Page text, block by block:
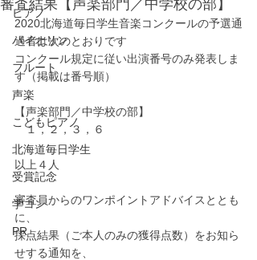
ピアノ
バイオリン
フルート
声楽
こどもピアノ
北海道毎日学生
受賞記念
学コン
PR
審査結果【声楽部門／中学校の部】
2020北海道毎日学生音楽コンクールの予選通
過者は次のとおりです
コンクール規定に従い出演番号のみ発表しま
す（掲載は番号順）
【声楽部門／中学校の部】
１，２，３，６
以上４人
審査員からのワンポイントアドバイスととも
に、
採点結果（ご本人のみの獲得点数）をお知ら
せする通知を、